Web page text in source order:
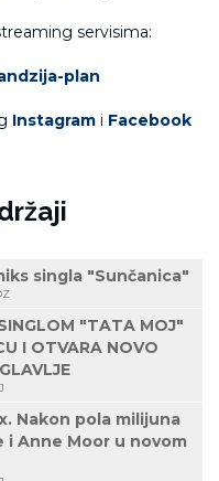
servisima:
plan
Instagrami Facebook
singla "Sunčanica"
"TATA MOJ"
I OTVARA NOVO
Nakon pola milijuna
i Anne Moor u novom